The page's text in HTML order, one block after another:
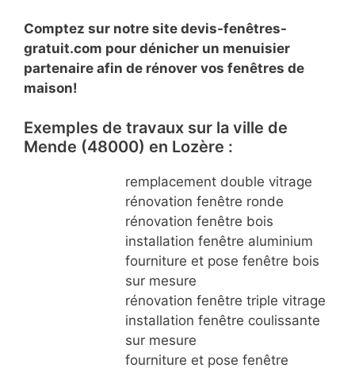
Comptez sur notre site devis-fenêtres-
gratuit.com pour dénicher un menuisier
partenaire afin de rénover vos fenêtres de
maison!
Exemples de travaux sur la ville de
Mende (48000) en Lozère :
remplacement double vitrage
rénovation fenêtre ronde
rénovation fenêtre bois
installation fenêtre aluminium
fourniture et pose fenêtre bois
sur mesure
rénovation fenêtre triple vitrage
installation fenêtre coulissante
sur mesure
fourniture et pose fenêtre